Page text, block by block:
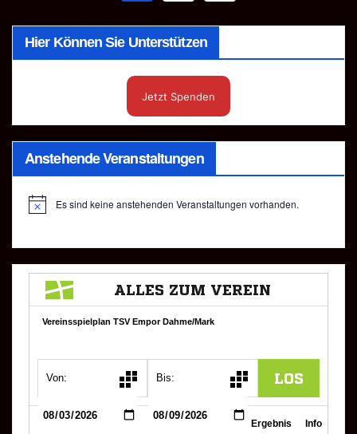
Beiträge
Hier Können Sie Unterstützen
Jetzt Spenden
Anstehende Veranstaltungen
H
w
i
Es sind keine anstehenden Veranstaltungen vorhanden.